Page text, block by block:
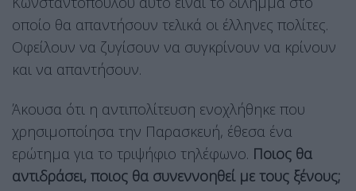
οποίο θα απαντήσουν τελικά οι έλληνες πολίτες.
Οφείλουν να ζυγίσουν να συγκρίνουν να κρίνουν
και να απαντήσουν.
Άκουσα ότι η αντιπολίτευση ενοχλήθηκε που
χρησιμοποίησα την Παρασκευή, έθεσα ένα
ερώτημα για το τριψήφιο τηλέφωνο. Ποιος θα
αντιδράσει, ποιος θα συνεννοηθεί με τους ξένους;